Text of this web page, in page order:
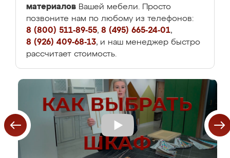
материалов Вашей мебели. Просто
позвоните нам по любому из телефонов:
8 (800) 511-89-55, 8 (495) 665-24-01,
8 (926) 409-68-13, и наш менеджер быстро
рассчитает стоимость.